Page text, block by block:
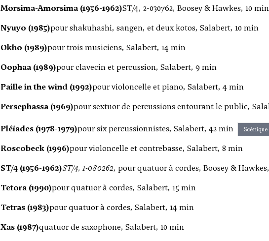
Morsima-Amorsima (1956-1962)ST/4, 2-030762, Boosey & Hawkes, 10 min
Nyuyo (1985)pour shakuhashi, sangen, et deux kotos, Salabert, 10 min
Okho (1989)pour trois musiciens, Salabert, 14 min
Oophaa (1989)pour clavecin et percussion, Salabert, 9 min
Paille in the wind (1992)pour violoncelle et piano, Salabert, 4 min
Persephassa (1969)pour sextuor de percussions entourant le public,
Pléïades (1978-1979)pour six percussionnistes, Salabert, 42 min Scénique
Roscobeck (1996)pour violoncelle et contrebasse, Salabert, 8 min
ST/4 (1956-1962)ST/4, 1-080262, pour quatuor à cordes, Boosey &
Tetora (1990)pour quatuor à cordes, Salabert, 15 min
Tetras (1983)pour quatuor à cordes, Salabert, 14 min
Xas (1987)quatuor de saxophone, Salabert, 10 min